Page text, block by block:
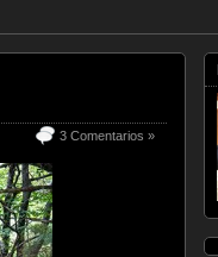
3 Comentarios »